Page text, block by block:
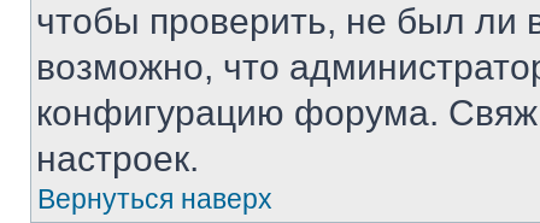
чтобы проверить, не был ли
возможно, что
конфигурацию форума.
настроек.
Вернуться наверх